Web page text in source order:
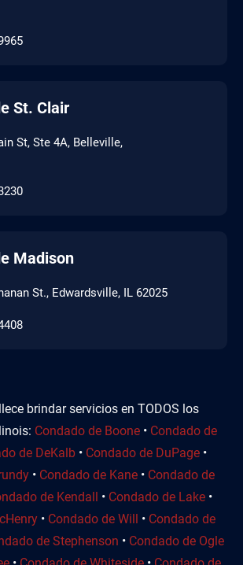
St. Clair
St, Ste 4A, Belleville,
Madison
St., Edwardsville, IL 62025
brindar servicios en TODOS los
Condado de Boone• Condado de
de DeKalb • Condado de DuPage •
• Condado de Kane • Condado de
de Kendall • Condado de Lake•
• Condado de Will • Condado de
de Stephenson • Condado de Ogle